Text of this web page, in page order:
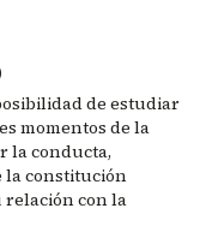
de estudiar
momentos de la
la conducta,
la constitución
relación con la